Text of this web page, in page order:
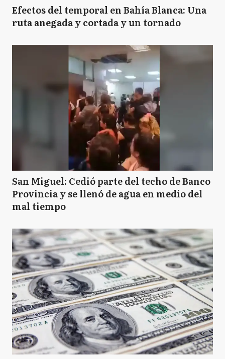
Efectos del temporal en Bahía Blanca: Una
ruta anegada y cortada y un tornado
San Miguel: Cedió parte del techo de Banco
Provincia y se llenó de agua en medio del
mal tiempo